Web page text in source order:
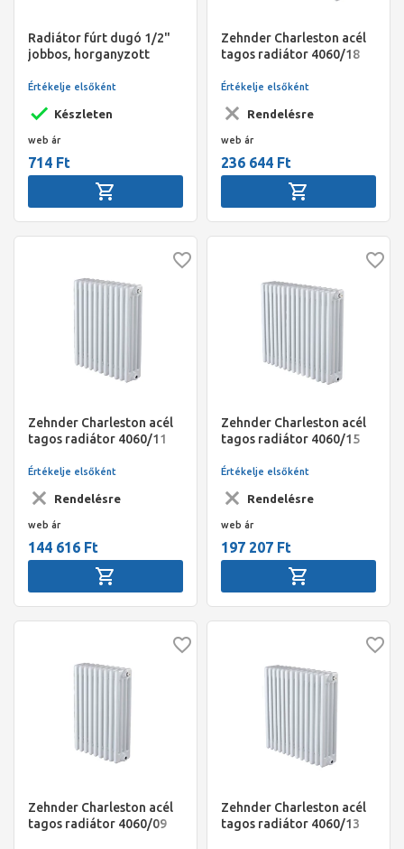
Radiátor fúrt dugó 1/2"
jobbos, horganyzott
Készleten
Értékelje elsőként
web ár
714 Ft
Zehnder Charleston acél
tagos radiátor 4060/18
(RAL9016)
Rendelésre
Értékelje elsőként
web ár
236 644 Ft
Zehnder Charleston acél
tagos radiátor 4060/11
(RAL9016)
Rendelésre
Értékelje elsőként
web ár
144 616 Ft
Zehnder Charleston acél
tagos radiátor 4060/15
(RAL9016)
Rendelésre
Értékelje elsőként
web ár
197 207 Ft
Zehnder Charleston acél
tagos radiátor 4060/09
Zehnder Charleston acél
tagos radiátor 4060/13